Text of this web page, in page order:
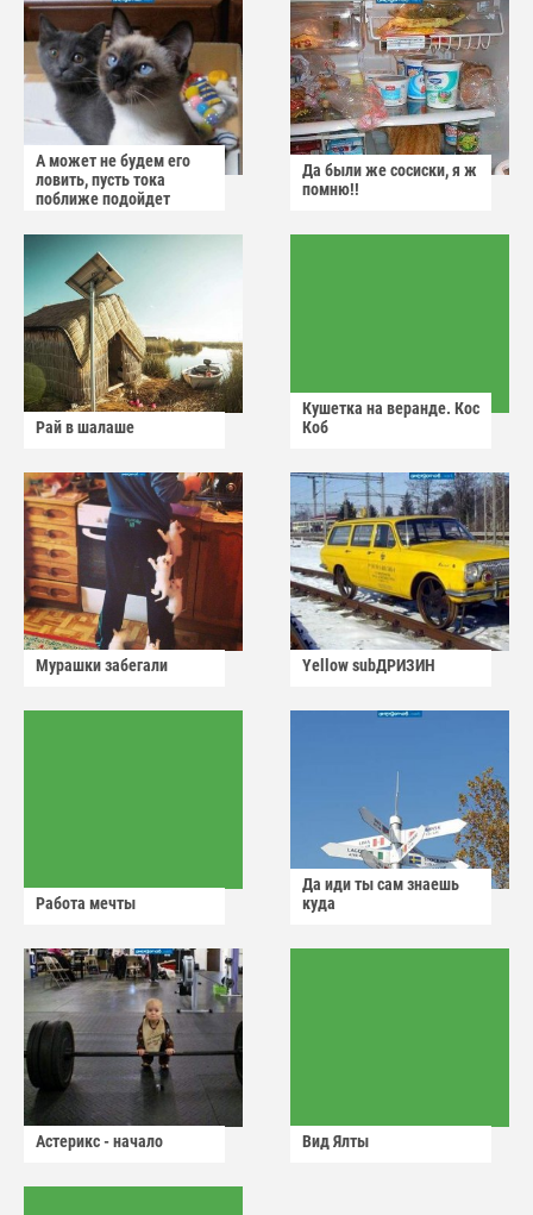
А может не будем его
ловить, пусть тока
поближе подойдет
Да были же сосиски, я ж
помню!!
Рай в шалаше
Кушетка на веранде. Кос
Коб
Мурашки забегали Yellow subДРИЗИН
Работа мечты
Да иди ты сам знаешь
куда
Астерикс - начало Вид Ялты